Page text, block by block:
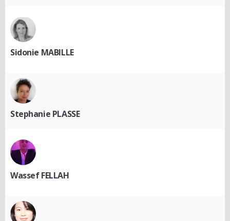
Sidonie MABILLE
Stephanie PLASSE
Wassef FELLAH